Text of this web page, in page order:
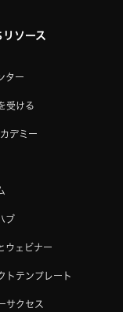
ソース
ター
受ける
デミー
ブ
ウェビナー
トテンプレート
サクセス